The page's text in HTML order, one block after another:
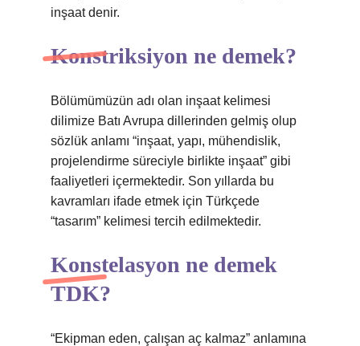
inşaat denir.
Konstriksiyon ne demek?
Bölümümüzün adı olan inşaat kelimesi
dilimize Batı Avrupa dillerinden gelmiş olup
sözlük anlamı “inşaat, yapı, mühendislik,
projelendirme süreciyle birlikte inşaat” gibi
faaliyetleri içermektedir. Son yıllarda bu
kavramları ifade etmek için Türkçede
“tasarım” kelimesi tercih edilmektedir.
Konstelasyon ne demek
TDK?
“Ekipman eden, çalışan aç kalmaz” anlamına